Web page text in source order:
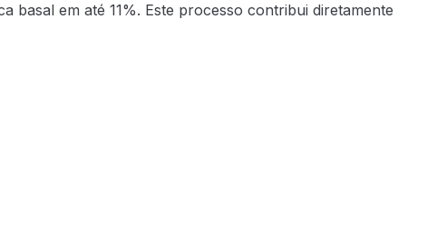
basal em até 11%. Este processo contribui diretamente